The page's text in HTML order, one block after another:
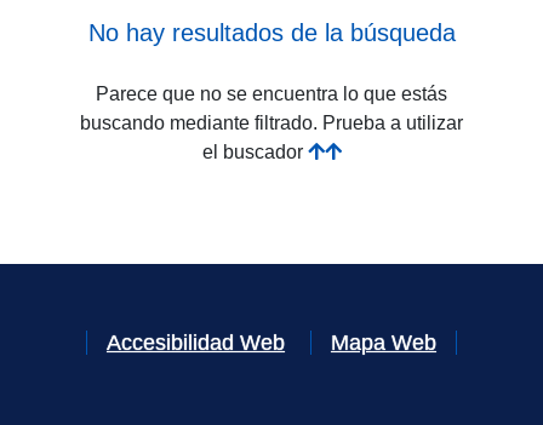
No hay resultados de la búsqueda
Parece que no se encuentra lo que estás
buscando mediante filtrado. Prueba a utilizar
el buscador
Accesibilidad Web Mapa Web